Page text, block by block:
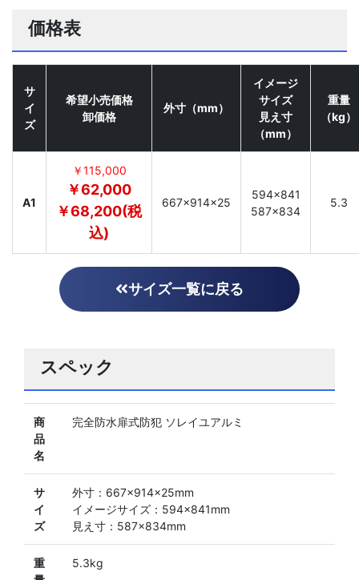
価格表
サ
イ
ズ
希望小売価格
卸価格
外寸（mm）
イメージ
サイズ
見え寸
（mm）
重量
（kg）
A1
￥115,000
￥62,000
￥68,200(税
込)
667×914×25
594×841
587×834
5.3
サイズ一覧に戻る
スペック
商
品
名
完全防水扉式防犯 ソレイユアルミ
サ
イ
ズ
外寸：667×914×25mm
イメージサイズ：594×841mm
見え寸：587×834mm
重
5.3kg